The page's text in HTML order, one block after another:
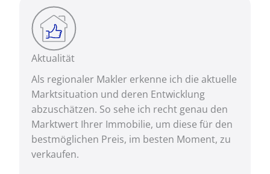
Aktualität
Als regionaler Makler erkenne ich die aktuelle
Marktsituation und deren Entwicklung
abzuschätzen. So sehe ich recht genau den
Marktwert Ihrer Immobilie, um diese für den
bestmöglichen Preis, im besten Moment, zu
verkaufen.